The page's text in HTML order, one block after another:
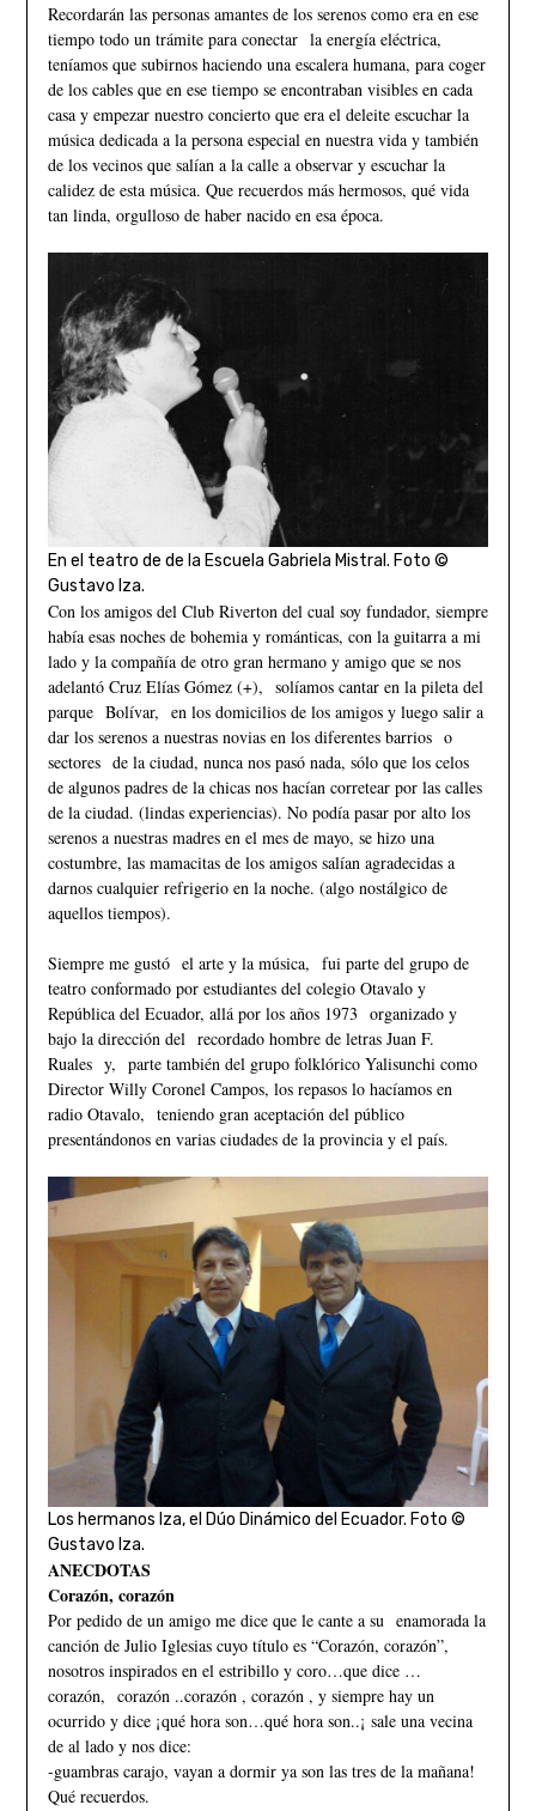
Recordarán las personas amantes de los serenos como era en ese
tiempo todo un trámite para conectar la energía eléctrica,
teníamos que subirnos haciendo una escalera humana, para coger
de los cables que en ese tiempo se encontraban visibles en cada
casa y empezar nuestro concierto que era el deleite escuchar la
música dedicada a la persona especial en nuestra vida y también
de los vecinos que salían a la calle a observar y escuchar la
calidez de esta música. Que recuerdos más hermosos, qué vida
tan linda, orgulloso de haber nacido en esa época.
En el teatro de de la Escuela Gabriela Mistral. Foto ©
Gustavo Iza.
Con los amigos del Club Riverton del cual soy fundador, siempre
había esas noches de bohemia y románticas, con la guitarra a mi
lado y la compañía de otro gran hermano y amigo que se nos
adelantó Cruz Elías Gómez (+), solíamos cantar en la pileta del
parque Bolívar, en los domicilios de los amigos y luego salir a
dar los serenos a nuestras novias en los diferentes barrios o
sectores de la ciudad, nunca nos pasó nada, sólo que los celos
de algunos padres de la chicas nos hacían corretear por las calles
de la ciudad. (lindas experiencias). No podía pasar por alto los
serenos a nuestras madres en el mes de mayo, se hizo una
costumbre, las mamacitas de los amigos salían agradecidas a
darnos cualquier refrigerio en la noche. (algo nostálgico de
aquellos tiempos).
Siempre me gustó el arte y la música, fui parte del grupo de
teatro conformado por estudiantes del colegio Otavalo y
República del Ecuador, allá por los años 1973 organizado y
bajo la dirección del recordado hombre de letras Juan F.
Ruales y, parte también del grupo folklórico Yalisunchi como
Director Willy Coronel Campos, los repasos lo hacíamos en
radio Otavalo, teniendo gran aceptación del público
presentándonos en varias ciudades de la provincia y el país.
Los hermanos Iza, el Dúo Dinámico del Ecuador. Foto ©
Gustavo Iza.
ANECDOTAS
Corazón, corazón
Por pedido de un amigo me dice que le cante a su enamorada la
canción de Julio Iglesias cuyo título es “Corazón, corazón”,
nosotros inspirados en el estribillo y coro…que dice …
corazón, corazón ..corazón , corazón , y siempre hay un
ocurrido y dice ¡qué hora son…qué hora son..¡ sale una vecina
de al lado y nos dice:
-guambras carajo, vayan a dormir ya son las tres de la mañana!
Qué recuerdos.